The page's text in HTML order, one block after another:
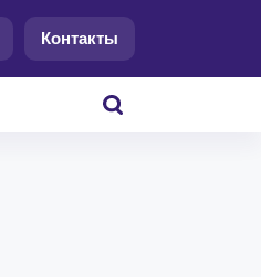
Контакты